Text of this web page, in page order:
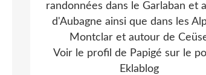
randonnées dans le Garlaban et
d'Aubagne ainsi que dans les
Montclar et autour de
Voir le profil de Papigé sur le
Eklablog